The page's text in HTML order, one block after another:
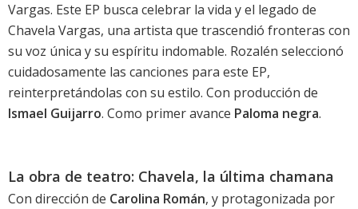
Vargas. Este EP busca celebrar la vida y el legado de
Chavela Vargas, una artista que trascendió fronteras con
su voz única y su espíritu indomable. Rozalén seleccionó
cuidadosamente las canciones para este EP,
reinterpretándolas con su estilo. Con producción de
Ismael Guijarro. Como primer avance Paloma negra.
La obra de teatro: Chavela, la última chamana
Con dirección de Carolina Román, y protagonizada por